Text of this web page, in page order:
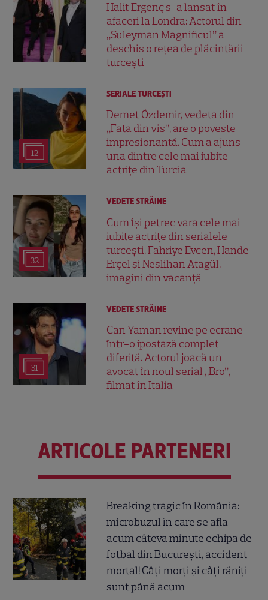
Halit Ergenç s-a lansat în
afaceri la Londra: Actorul din
„Suleyman Magnificul” a
deschis o rețea de plăcintării
turcești
12
SERIALE TURCEŞTI
Demet Özdemir, vedeta din
„Fata din vis”, are o poveste
impresionantă. Cum a ajuns
una dintre cele mai iubite
actrițe din Turcia
32
VEDETE STRĂINE
Cum își petrec vara cele mai
iubite actrițe din serialele
turcești. Fahriye Evcen, Hande
Erçel și Neslihan Atagül,
imagini din vacanță
31
VEDETE STRĂINE
Can Yaman revine pe ecrane
într-o ipostază complet
diferită. Actorul joacă un
avocat în noul serial „Bro”,
filmat în Italia
ARTICOLE PARTENERI
Breaking tragic în România:
microbuzul în care se afla
acum câteva minute echipa de
fotbal din București, accident
mortal! Câți morți și câți răniți
sunt până acum